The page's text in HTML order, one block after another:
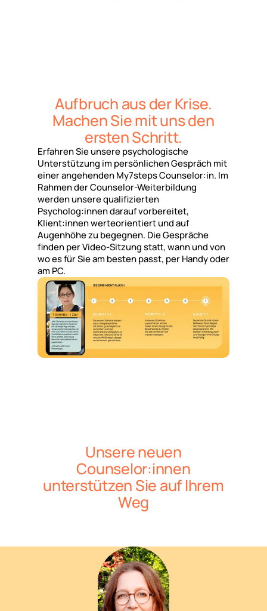
Aufbruch aus der Krise.
Machen Sie mit uns den
ersten Schritt.
Erfahren Sie unsere psychologische
Unterstützung im persönlichen Gespräch mit
einer angehenden My7steps Counselor:in. Im
Rahmen der Counselor-Weiterbildung
werden unsere qualifizierten
Psycholog:innen darauf vorbereitet,
Klient:innen werteorientiert und auf
Augenhöhe zu begegnen. Die Gespräche
finden per Video-Sitzung statt, wann und von
wo es für Sie am besten passt, per Handy oder
am PC.
Unsere neuen
Counselor:innen
unterstützen Sie auf Ihrem
Weg